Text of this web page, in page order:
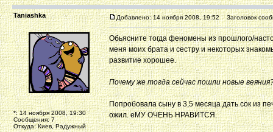
Taniashka
*: 14 ноября 2008, 19:30
Сообщения: 7
Откуда: Киев, Радужный
Добавлено: 14 ноября 2008, 19:52 Заголовок
Обьясните тогда феномены из прошлого/
меня моих брата и сестру и некоторых
развитие хорошее.
Почему же тогда сейчас пошли новые
Попробовала сыну в 3,5 месяца дать сок из
ожил. еМУ ОЧЕНЬ НРАВИТСЯ.